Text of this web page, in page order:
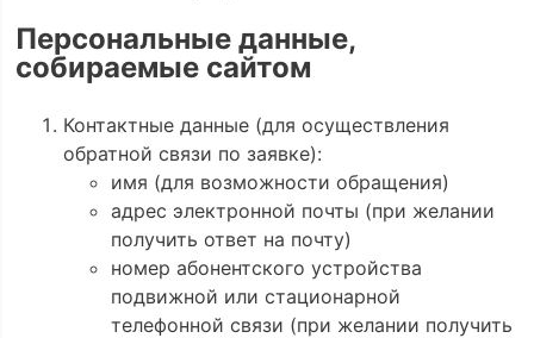
Персональные данные,
собираемые сайтом
Контактные данные (для осуществления
обратной связи по заявке):
имя (для возможности обращения)
адрес электронной почты (при желании
получить ответ на почту)
номер абонентского устройства
подвижной или стационарной
телефонной связи (при желании получить